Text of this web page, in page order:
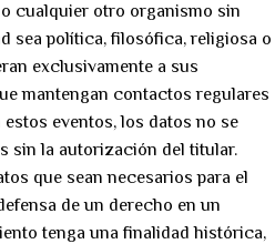
cualquier otro organismo sin
sea política, filosófica, religiosa o
exclusivamente a sus
mantengan contactos regulares
eventos, los datos no se
sin la autorización del titular.
que sean necesarios para el
de un derecho en un
tenga una finalidad histórica,